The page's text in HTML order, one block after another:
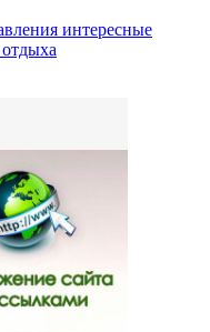
интересные